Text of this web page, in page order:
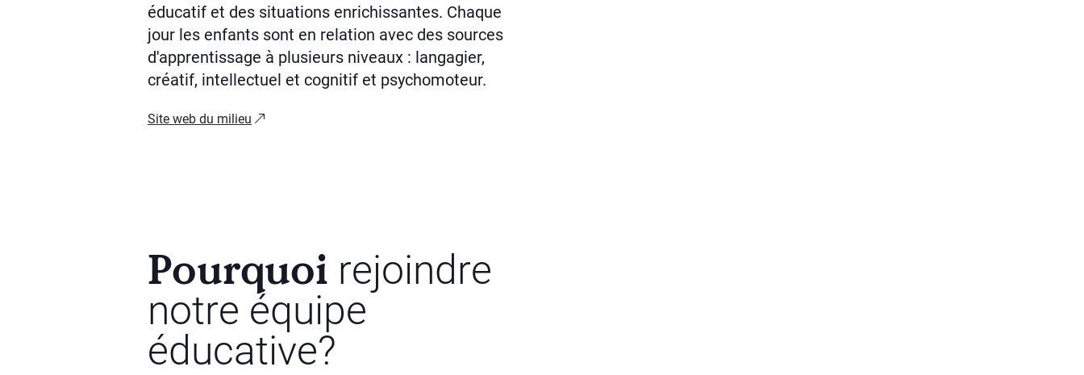
éducatif et des situations enrichissantes. Chaque
jour les enfants sont en relation avec des sources
d'apprentissage à plusieurs niveaux : langagier,
créatif, intellectuel et cognitif et psychomoteur.
Site web du milieu
Pourquoi rejoindre
notre équipe
éducative?